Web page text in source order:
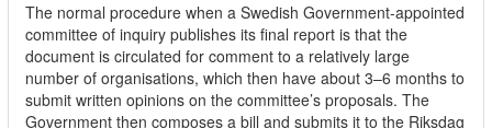
The normal procedure when a Swedish Government-appointed
committee of inquiry publishes its final report is that the
document is circulated for comment to a relatively large
number of organisations, which then have about 3–6 months to
submit written opinions on the committee’s proposals. The
Government then composes a bill and submits it to the Riksdag